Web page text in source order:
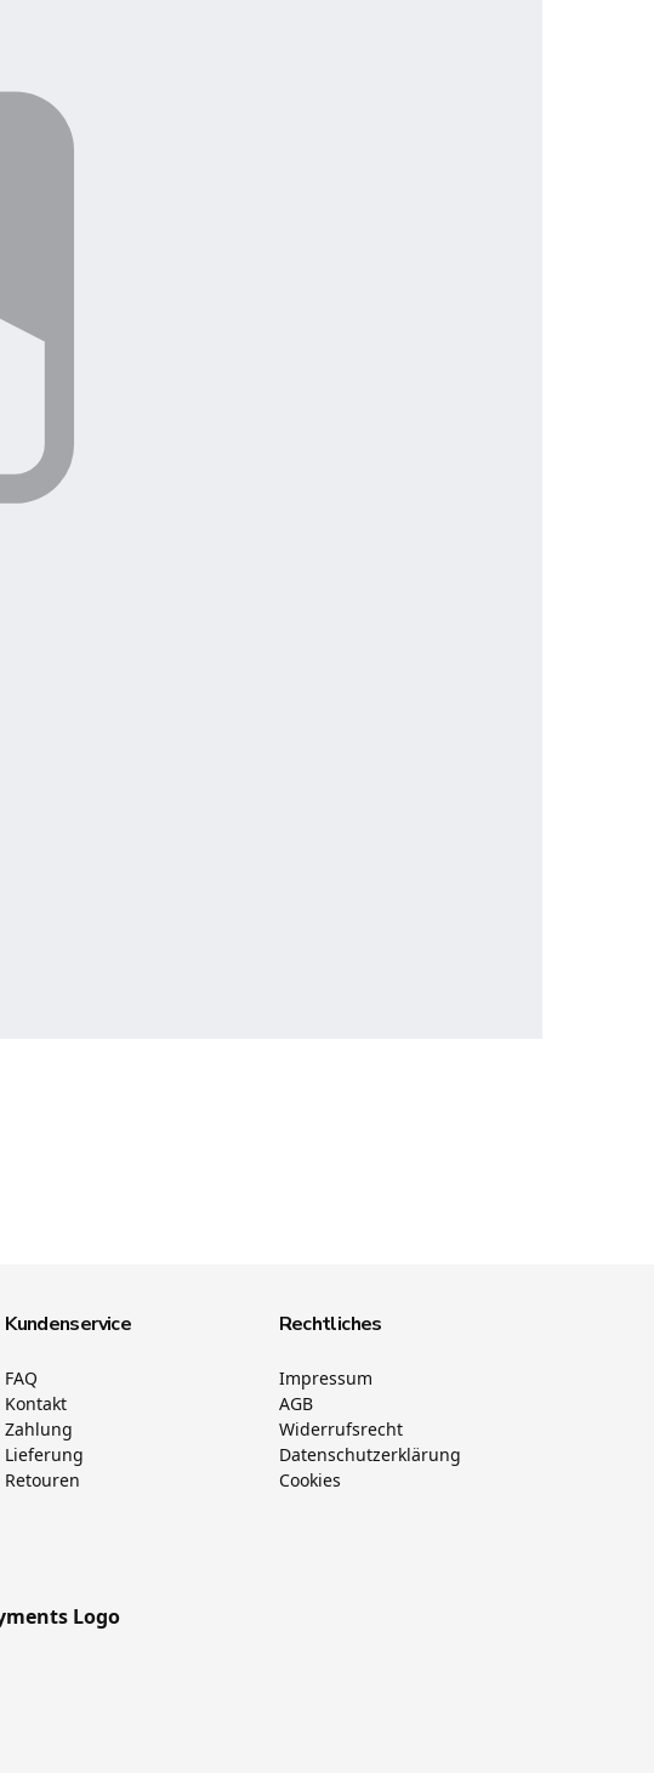
Kundenservice
FAQ
Kontakt
Zahlung
Lieferung
Retouren
Rechtliches
Impressum
AGB
Widerrufsrecht
Datenschutzerklärung
Cookies